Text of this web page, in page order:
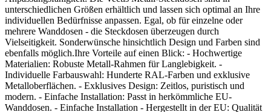
unterschiedlichen Größen erhältlich und lassen sich optimal an Ihre
individuellen Bedürfnisse anpassen. Egal, ob für einzelne oder
mehrere Wanddosen - die Steckdosen überzeugen durch
Vielseitigkeit. Sonderwünsche hinsichtlich Design und Farben sind
ebenfalls möglich.Ihre Vorteile auf einen Blick: - Hochwertige
Materialien: Robuste Metall-Rahmen für Langlebigkeit. -
Individuelle Farbauswahl: Hunderte RAL-Farben und exklusive
Metalloberflächen. - Exklusives Design: Zeitlos, puristisch und
modern. - Einfache Installation: Passt in herkömmliche EU-
Wanddosen. - Einfache Installation - Hergestellt in der EU: Qualität